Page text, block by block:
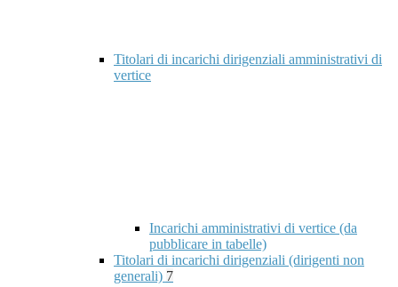
Titolari di incarichi dirigenziali amministrativi di
vertice
Incarichi amministrativi di vertice (da
pubblicare in tabelle)
Titolari di incarichi dirigenziali (dirigenti non
generali) 7